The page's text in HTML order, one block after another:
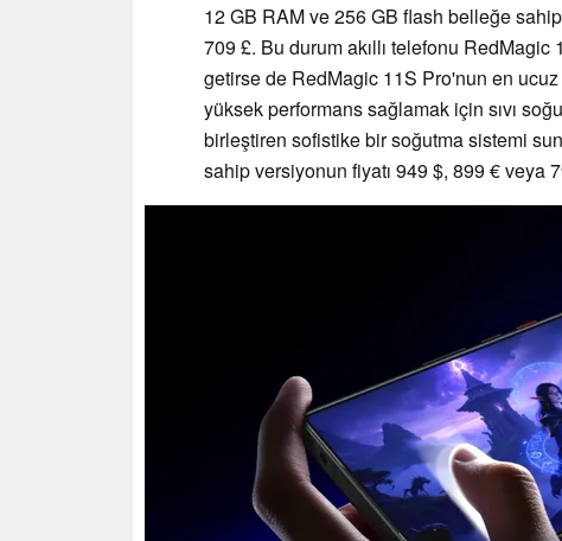
12 GB RAM ve 256 GB flash belleğe
709 £. Bu durum akıllı telefonu
getirse de RedMagic 11S Pro'nun en
yüksek performans sağlamak için sıvı
birleştiren sofistike bir soğutma sistemi
sahip versiyonun fiyatı 949 $, 899 € veya